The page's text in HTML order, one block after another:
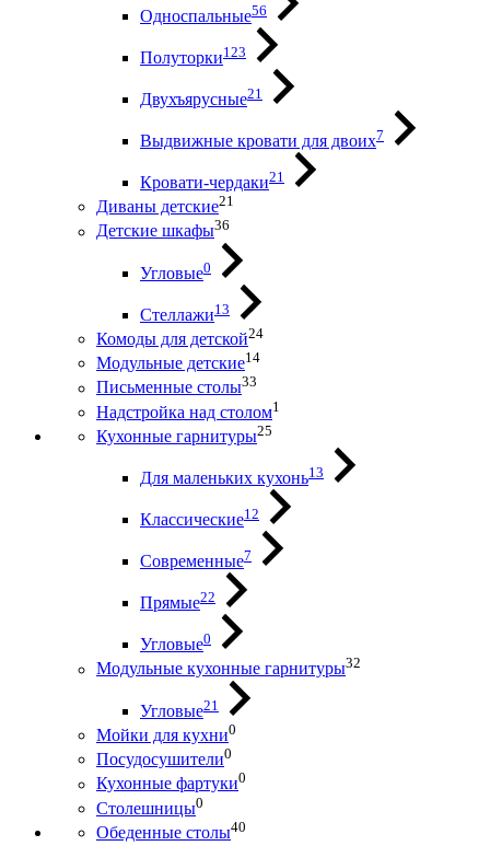
Односпальные56
Полуторки123
Двухъярусные21
Выдвижные кровати для двоих7
Кровати-чердаки21
Диваны детские21
Детские шкафы36
Угловые0
Стеллажи13
Комоды для детской24
Модульные детские14
Письменные столы33
Надстройка над столом1
Кухонные гарнитуры25
Для маленьких кухонь13
Классические12
Современные7
Прямые22
Угловые0
Модульные кухонные гарнитуры32
Угловые21
Мойки для кухни0
Посудосушители0
Кухонные фартуки0
Столешницы0
Обеденные столы40